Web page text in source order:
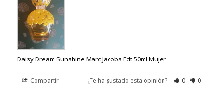
Daisy Dream Sunshine Marc Jacobs Edt 50ml Mujer
Compartir ¿Te ha gustado esta opinión? 0 0